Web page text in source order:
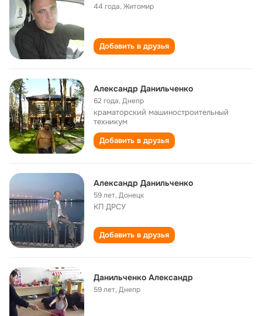
44 года,Житомир
Добавить в друзья
Александр Данильченко
62 года,Днепр
краматорский машиностроительный
техникум
Добавить в друзья
Александр Данильченко
59 лет,Донецк
КП ДРСУ
Добавить в друзья
Данильченко Александр
59 лет,Днепр